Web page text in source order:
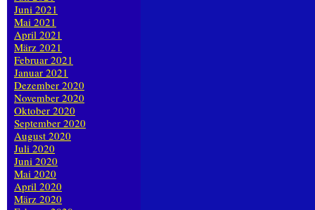
Juni 2021
Mai 2021
April 2021
März 2021
Februar 2021
Januar 2021
Dezember 2020
November 2020
Oktober 2020
September 2020
August 2020
Juli 2020
Juni 2020
Mai 2020
April 2020
März 2020